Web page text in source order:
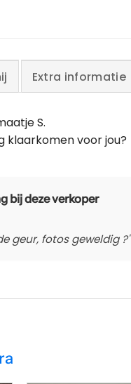
Extra informatie
S.
klaarkomen voor jou?
bij deze verkoper
geur, fotos geweldig ?"